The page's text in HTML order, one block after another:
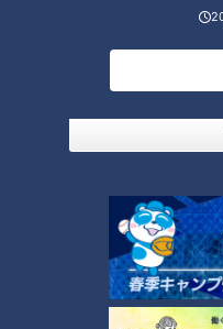
―イーグルスとの初戦は「
山田さん：この試合がひ
た。それが良い攻撃を生ん
る。打つときは打つ人がし